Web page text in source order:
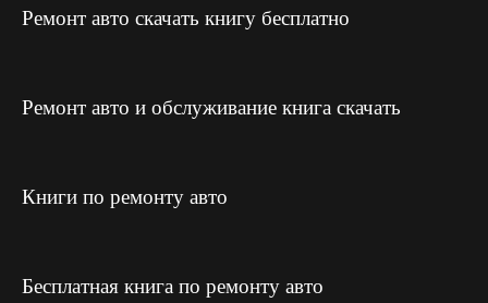
Ремонт авто скачать книгу бесплатно
Ремонт авто и обслуживание книга скачать
Книги по ремонту авто
Бесплатная книга по ремонту авто